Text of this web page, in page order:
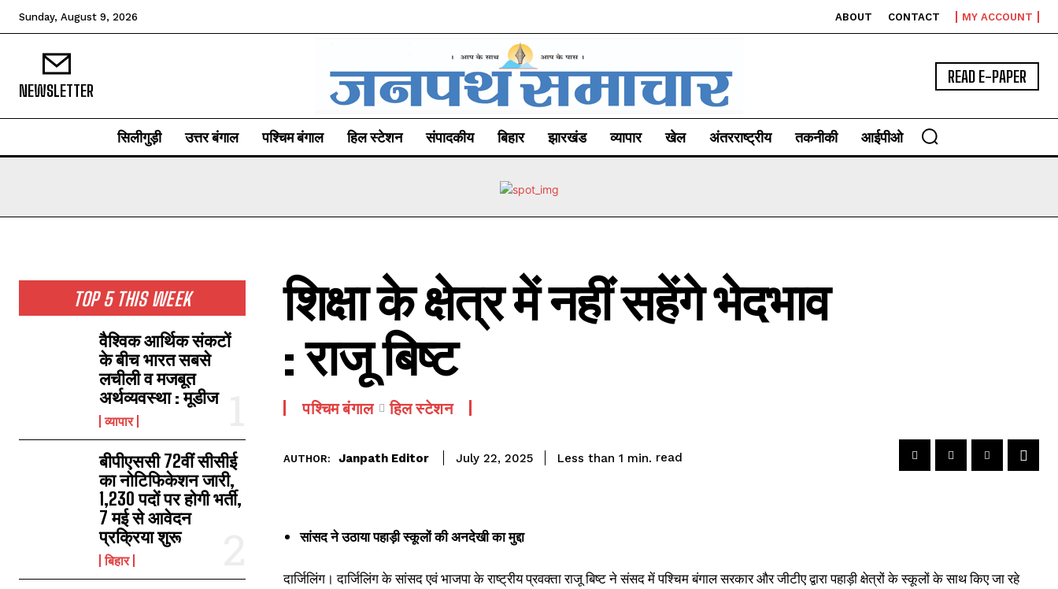
Sunday, August 9, 2026 ABOUT CONTACT MY ACCOUNT
NEWSLETTER
READ E-PAPER
सिलीगुड़ी उत्तर बंगाल पश्चिम बंगाल हिल स्टेशन संपादकीय बिहार झारखंड व्यापार खेल अंतरराष्ट्रीय तकनीकी आईपीओ
TOP 5 THIS WEEK
वैश्विक आर्थिक संकटों
के बीच भारत सबसे
लचीली व मजबूत
अर्थव्यवस्था : मूडीज
व्यापार
बीपीएससी 72वीं सीसीई
का नोटिफिकेशन जारी,
1,230 पदों पर होगी भर्ती,
7 मई से आवेदन
प्रक्रिया शुरू
बिहार
शिक्षा के क्षेत्र में नहीं सहेंगे भेदभाव
: राजू बिष्ट
पश्चिम बंगाल हिल स्टेशन
AUTHOR: Janpath Editor July 22, 2025 Less than 1 min. read
सांसद ने उठाया पहाड़ी स्कूलों की अनदेखी का मुद्दा
दार्जिलिंग। दार्जिलिंग के सांसद एवं भाजपा के राष्ट्रीय प्रवक्ता राजू बिष्ट ने संसद में पश्चिम बंगाल सरकार और जीटीए द्वारा पहाड़ी क्षेत्रों के स्कूलों के साथ किए जा रहे